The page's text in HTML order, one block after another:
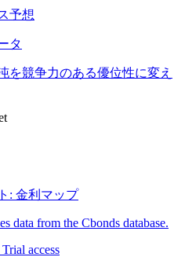
予想
タ
を競争力のある優位性に変え
: 金利マップ
data from the Cbonds database.
Trial access